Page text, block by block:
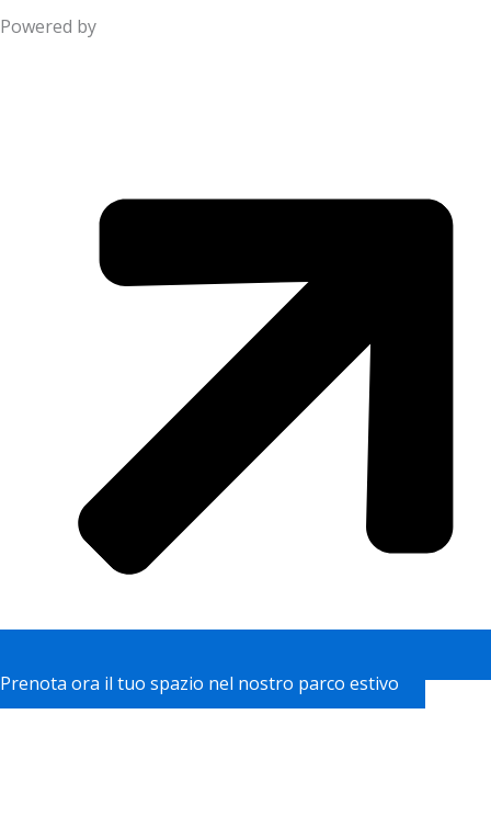
Powered by
Prenota ora il tuo spazio nel nostro parco estivo